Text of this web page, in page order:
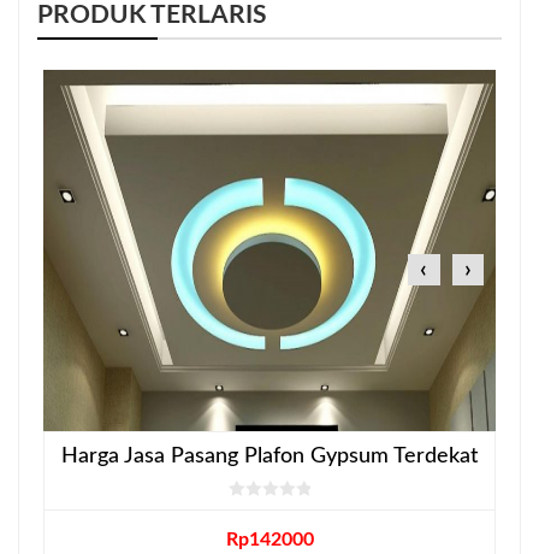
PRODUK TERLARIS
Harga Jasa Pasang Plafon Gypsum Terdekat
Rp142000
‹ ›